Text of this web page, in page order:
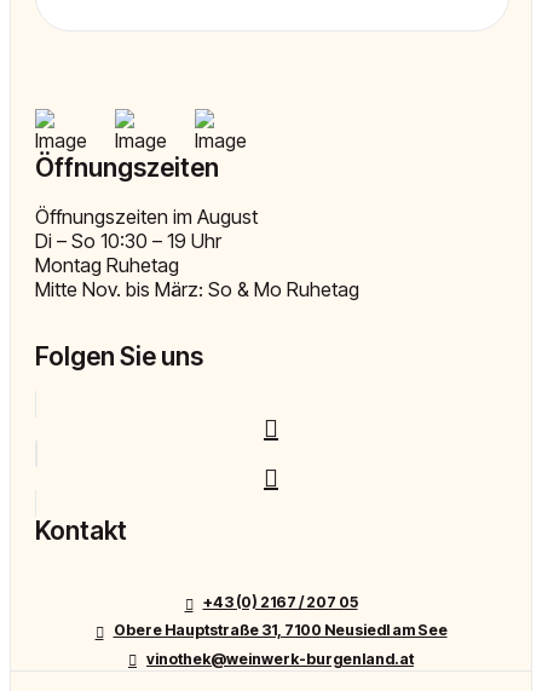
Öffnungszeiten
Öffnungszeiten im August
Di – So 10:30 – 19 Uhr
Montag Ruhetag
Mitte Nov. bis März: So & Mo Ruhetag
Folgen Sie uns
Kontakt
+43 (0) 2167 / 207 05
Obere Hauptstraße 31, 7100 Neusiedl am See
vinothek@weinwerk-burgenland.at